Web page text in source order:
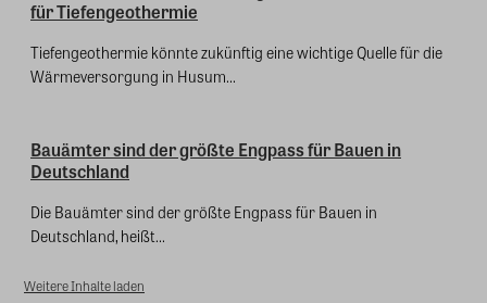
für Tiefengeothermie
Tiefengeothermie könnte zukünftig eine wichtige Quelle für die
Wärmeversorgung in Husum...
Bauämter sind der größte Engpass für Bauen in
Deutschland
Die Bauämter sind der größte Engpass für Bauen in
Deutschland, heißt...
Weitere Inhalte laden